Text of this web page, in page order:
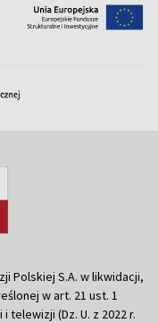
Polskiej S.A. w likwidacji,
w art. 21 ust. 1
telewizji (Dz. U. z 2022 r.